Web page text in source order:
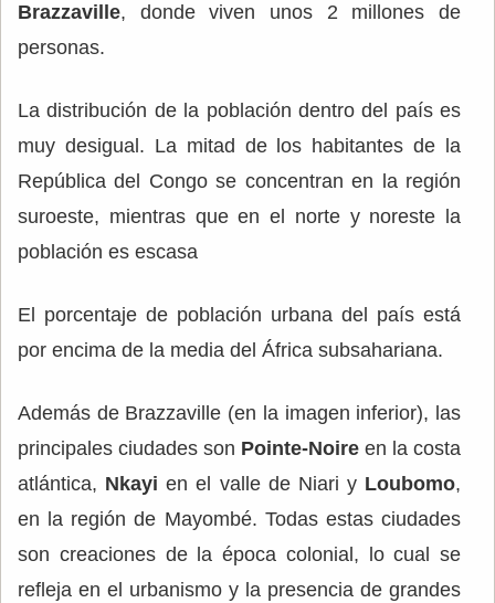
Brazzaville, donde viven unos 2 millones de
personas.
La distribución de la población dentro del país es
muy desigual. La mitad de los habitantes de la
República del Congo se concentran en la región
suroeste, mientras que en el norte y noreste la
población es escasa
El porcentaje de población urbana del país está
por encima de la media del África subsahariana.
Además de Brazzaville (en la imagen inferior), las
principales ciudades son Pointe-Noire en la costa
atlántica, Nkayi en el valle de Niari y Loubomo,
en la región de Mayombé. Todas estas ciudades
son creaciones de la época colonial, lo cual se
refleja en el urbanismo y la presencia de grandes